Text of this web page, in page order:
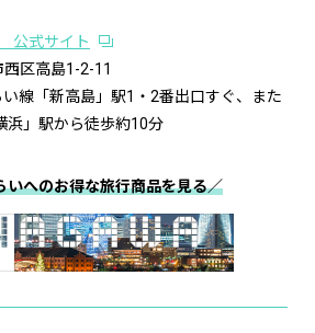
公式サイト
区高島1-2-11
線「新高島」駅1・2番出口すぐ、また
浜」駅から徒歩約10分
いへのお得な旅行商品を見る／